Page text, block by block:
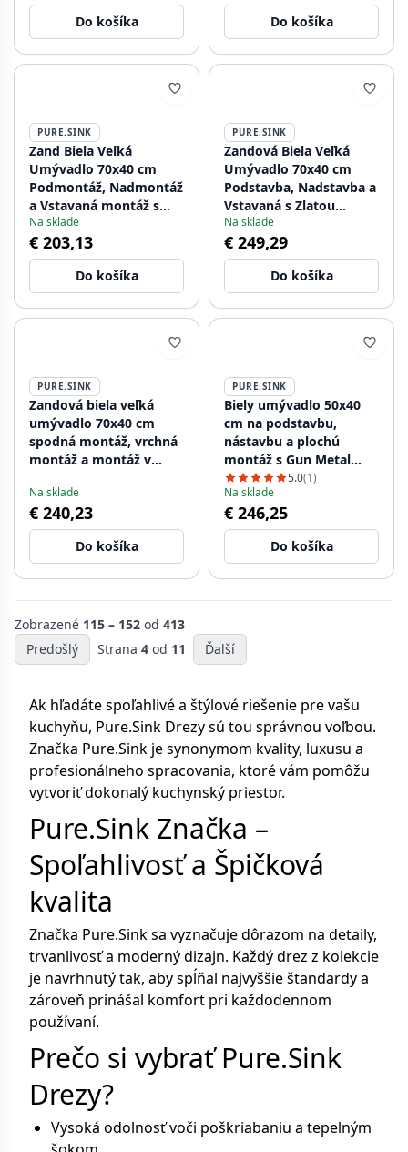
Do košíka Do košíka
PURE.SINK
Zand Biela Veľká
Umývadlo 70x40 cm
Podmontáž, Nadmontáž
a Vstavaná montáž s
Matnou Čiernou Zátkou
1208970525
Na sklade
€ 203,13
Do košíka
PURE.SINK
Zandová Biela Veľká
Umývadlo 70x40 cm
Podstavba, Nadstavba a
Vstavaná s Zlatou
Zátkou 1208970527
Na sklade
€ 249,29
Do košíka
PURE.SINK
Zandová biela veľká
umývadlo 70x40 cm
spodná montáž, vrchná
montáž a montáž v
medenou zátkou
1208970528
Na sklade
€ 240,23
Do košíka
PURE.SINK
Biely umývadlo 50x40
cm na podstavbu,
nástavbu a plochú
montáž s Gun Metal
zátkou 1208970529
5.0(1)
Na sklade
€ 246,25
Do košíka
Zobrazené 115 – 152 od 413
Predošlý
Strana 4 od 11 Ďalší
Ak hľadáte spoľahlivé a štýlové riešenie pre vašu
kuchyňu, Pure.Sink Drezy sú tou správnou voľbou.
Značka Pure.Sink je synonymom kvality, luxusu a
profesionálneho spracovania, ktoré vám pomôžu
vytvoriť dokonalý kuchynský priestor.
Pure.Sink Značka –
Spoľahlivosť a Špičková
kvalita
Značka Pure.Sink sa vyznačuje dôrazom na detaily,
trvanlivosť a moderný dizajn. Každý drez z kolekcie
je navrhnutý tak, aby spĺňal najvyššie štandardy a
zároveň prinášal komfort pri každodennom
používaní.
Prečo si vybrať Pure.Sink
Drezy?
Vysoká odolnosť voči poškriabaniu a tepelným